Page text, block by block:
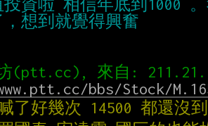
bbs/Stock/
了好幾次 14500 都還沒到